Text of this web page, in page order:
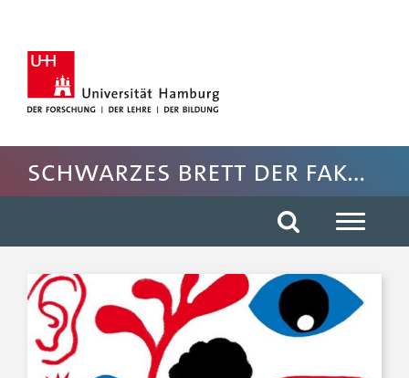
Rechte Spalte anspringen
Fussbereich der Seite anspringen
Schwarzes Brett der Fakultät EW